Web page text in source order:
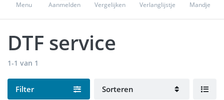
Menu Aanmelden Vergelijken Verlanglijstje Mandje
DTF service
1-1 van 1
Filter Sorteren